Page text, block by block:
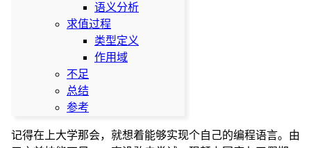
语义分析
求值过程
类型定义
作用域
不足
总结
参考
记得在上大学那会，就想着能够实现个自己的编程语言。由